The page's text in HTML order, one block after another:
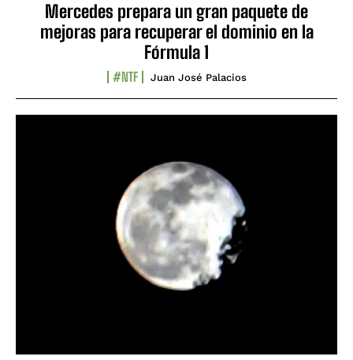
Mercedes prepara un gran paquete de
mejoras para recuperar el dominio en la
Fórmula 1
#NTF Juan José Palacios